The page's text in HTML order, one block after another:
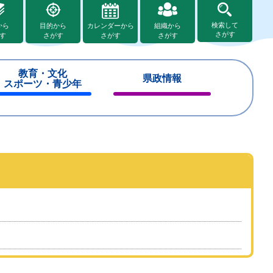
ら
目的から
さがす
カレンダーから
さがす
組織から
さがす
検索して
さがす
教育・文化
スポーツ・青少年
県政情報
じ